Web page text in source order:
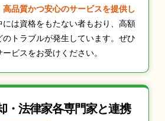
高品質かつ安心のサービスを提供し
には資格をもたない者もおり、高額
トラブルが発生しています。ぜひ
ビスをお受けください。
・法律家各専門家と連携